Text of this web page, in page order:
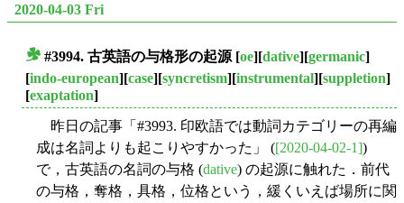
2020-04-03 Fri
#3994. 古英語の与格形の起源 [oe][dative][germanic]
[indo-european][case][syncretism][instrumental][suppletion]
[exaptation]
昨日の記事「#3993. 印欧語では動詞カテゴリーの再編
成は名詞よりも起こりやすかった」 ([2020-04-02-1])
で，古英語の名詞の与格 (dative) の起源に触れた．前代
の与格，奪格，具格，位格という，緩くいえば場所に関